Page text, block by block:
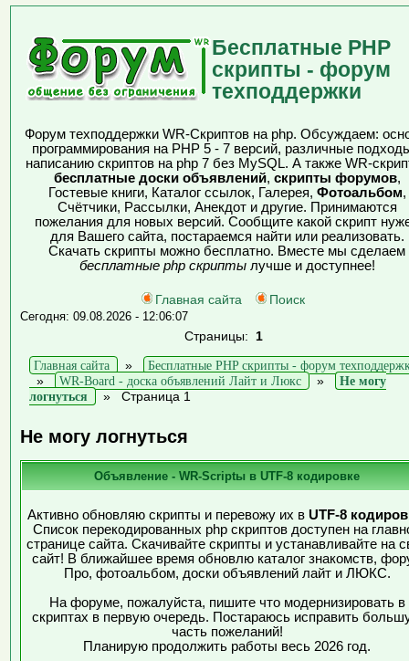
Бесплатные PHP
скрипты - форум
техподдержки
Форум техподдержки WR-Скриптов на php. Обсуждаем:
программирования на PHP 5 - 7 версий, различные
написанию скриптов на php 7 без MySQL. А также WR-
бесплатные доски объявлений, скрипты форумов,
Гостевые книги, Каталог ссылок, Галерея, Фотоальбом,
Счётчики, Рассылки, Анекдот и другие. Принимаются
пожелания для новых версий. Сообщите какой скрипт
для Вашего сайта, постараемся найти или реализовать.
Скачать скрипты можно бесплатно. Вместе мы сделаем
бесплатные php скриптылучше и доступнее!
Главная сайта Поиск
Сегодня: 09.08.2026 - 12:06:07
Страницы: 1
Главная сайта
»
Бесплатные PHP скрипты - форум
»
WR-Board - доска объявлений Лайт и Люкс »
Не могу
логнуться
» Страница 1
Не могу логнуться
Объявление - WR-Scriptы в UTF-8 кодировке
Активно обновляю скрипты и перевожу их в UTF-8
Список перекодированных php скриптов доступен на
странице сайта. Скачивайте скрипты и устанавливайте на
сайт! В ближайшее время обновлю каталог знакомств,
Про, фотоальбом, доски объявлений лайт и ЛЮКС.
На форуме, пожалуйста, пишите что модернизировать в
скриптах в первую очередь. Постараюсь исправить
часть пожеланий!
Планирую продолжить работы весь 2026 год.